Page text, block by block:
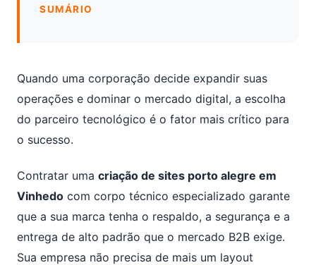
SUMÁRIO
Quando uma corporação decide expandir suas
operações e dominar o mercado digital, a escolha
do parceiro tecnológico é o fator mais crítico para
o sucesso.
Contratar uma criação de sites porto alegre em
Vinhedo com corpo técnico especializado garante
que a sua marca tenha o respaldo, a segurança e a
entrega de alto padrão que o mercado B2B exige.
Sua empresa não precisa de mais um layout